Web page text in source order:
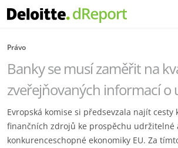
Právo
Banky se musí zaměřit na
zveřejňovaných informací o
Evropská komise si předsevzala najít cesty
finančních zdrojů ke prospěchu udržitelné
konkurenceschopné ekonomiky EU. Za